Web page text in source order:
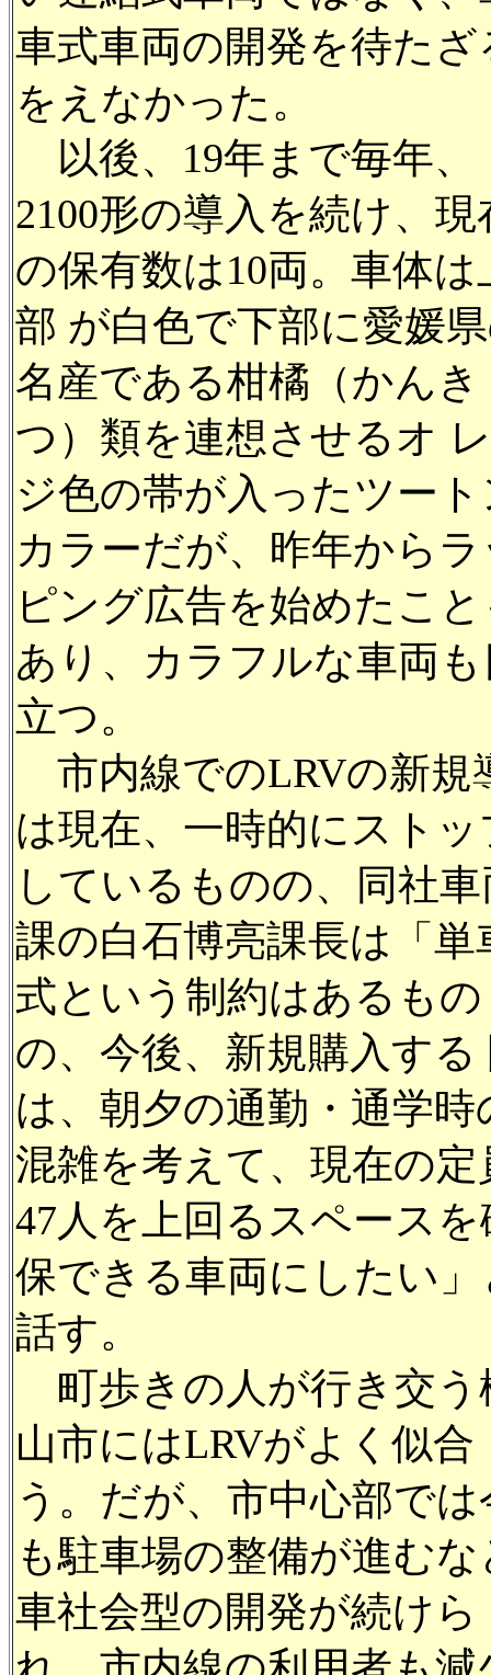
車式車両の開発を待たざ
をえなかった。
以後、19年まで毎年、
2100形の導入を続け、現
の保有数は10両。車体は
部 が白色で下部に愛媛
名産である柑橘（かんき
つ）類を連想させるオ
ジ色の帯が入ったツー
カラーだが、昨年から
ピング広告を始めたこ
あり、カラフルな車両も
立つ。
市内線でのLRVの新規
は現在、一時的にストッ
しているものの、同社車
課の白石博亮課長は「単
式という制約はあるもの
の、今後、新規購入する
は、朝夕の通勤・通学時
混雑を考えて、現在の定
47人を上回るスペースを
保できる車両にしたい」
話す。
町歩きの人が行き交う
山市にはLRVがよく似合
う。だが、市中心部では
も駐車場の整備が進むな
車社会型の開発が続けら